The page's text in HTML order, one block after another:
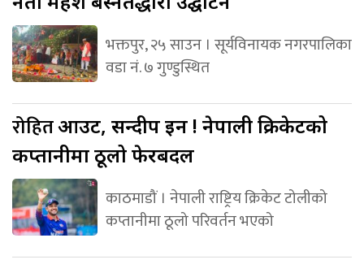
भक्तपुर, २५ साउन । सूर्यविनायक नगरपालिका
वडा नं. ७ गुण्डुस्थित
रोहितआउट, सन्दीप इन ! नेपाली क्रिकेटको
कप्तानीमा ठूलो फेरबदल
काठमाडौं । नेपाली राष्ट्रिय क्रिकेट टोलीको
कप्तानीमा ठूलो परिवर्तन भएको